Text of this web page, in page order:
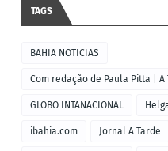
TAGS
BAHIA NOTICIAS
Com redação de Paula Pitta | A
GLOBO INTANACIONAL
ibahia.com Jornal A Tarde